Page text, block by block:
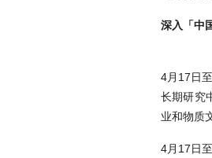
深入「中
4月17日
长期研究
业和物质
4月17日